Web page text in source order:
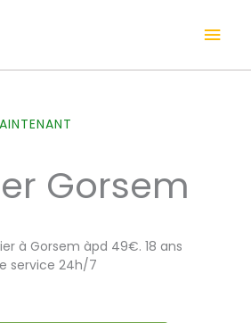
Gorsem
à Gorsem àpd 49€. 18 ans
service 24h/7